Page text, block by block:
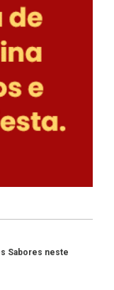
Sabores neste